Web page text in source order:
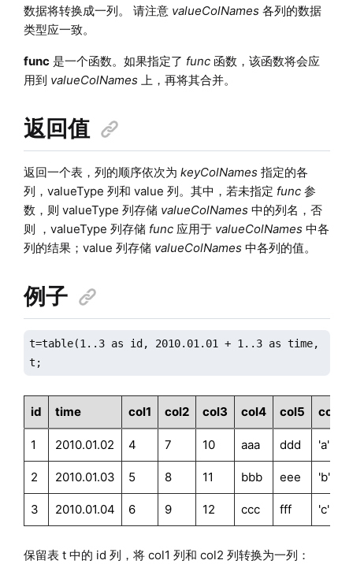
数据将转换成一列。 请注意 valueColNames各列的数据
类型应一致。
func是一个函数。如果指定了 func函数，该函数将会应
用到 valueColNames上，再将其合并。
返回值
返回一个表，列的顺序依次为 keyColNames指定的各
列，valueType 列和 value 列。其中，若未指定 func参
数，则 valueType 列存储 valueColNames中的列名，否
则 ，valueType 列存储 func应用于 valueColNames中各
列的结果；value 列存储 valueColNames中各列的值。
例子
t=table(1..3 as id, 2010.01.01 + 1..3 as time,
t;
id time col1 col2 col3 col4 col5 col6
1 2010.01.02 4 7 10 aaa ddd 'a'
2 2010.01.03 5 8 11 bbb eee 'b'
3 2010.01.04 6 9 12 ccc fff 'c'
保留表 t 中的 id 列，将 col1 列和 col2 列转换为一列：